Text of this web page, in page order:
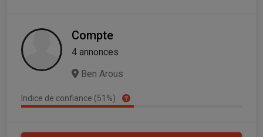
Compte
4 annonces
Ben Arous
Indice de confiance (51%)